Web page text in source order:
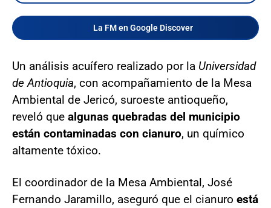
La FM en Google Discover
Un análisis acuífero realizado por la Universidad
de Antioquia, con acompañamiento de la Mesa
Ambiental de Jericó, suroeste antioqueño,
reveló que algunas quebradas del municipio
están contaminadas con cianuro, un químico
altamente tóxico.
El coordinador de la Mesa Ambiental, José
Fernando Jaramillo, aseguró que el cianuro está